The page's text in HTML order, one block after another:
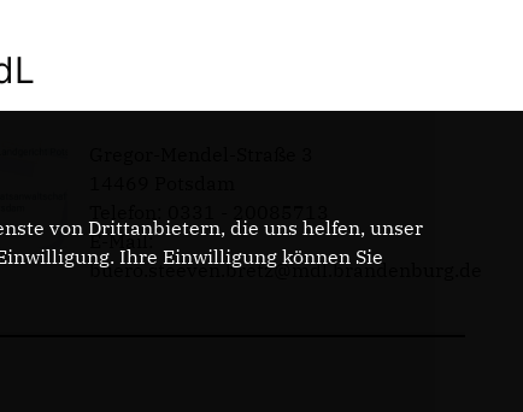
E-Mail:
buero.steeven.bretz@mdl.brandenburg.de
von Drittanbietern, die uns helfen, unser
Ihre Einwilligung können Sie